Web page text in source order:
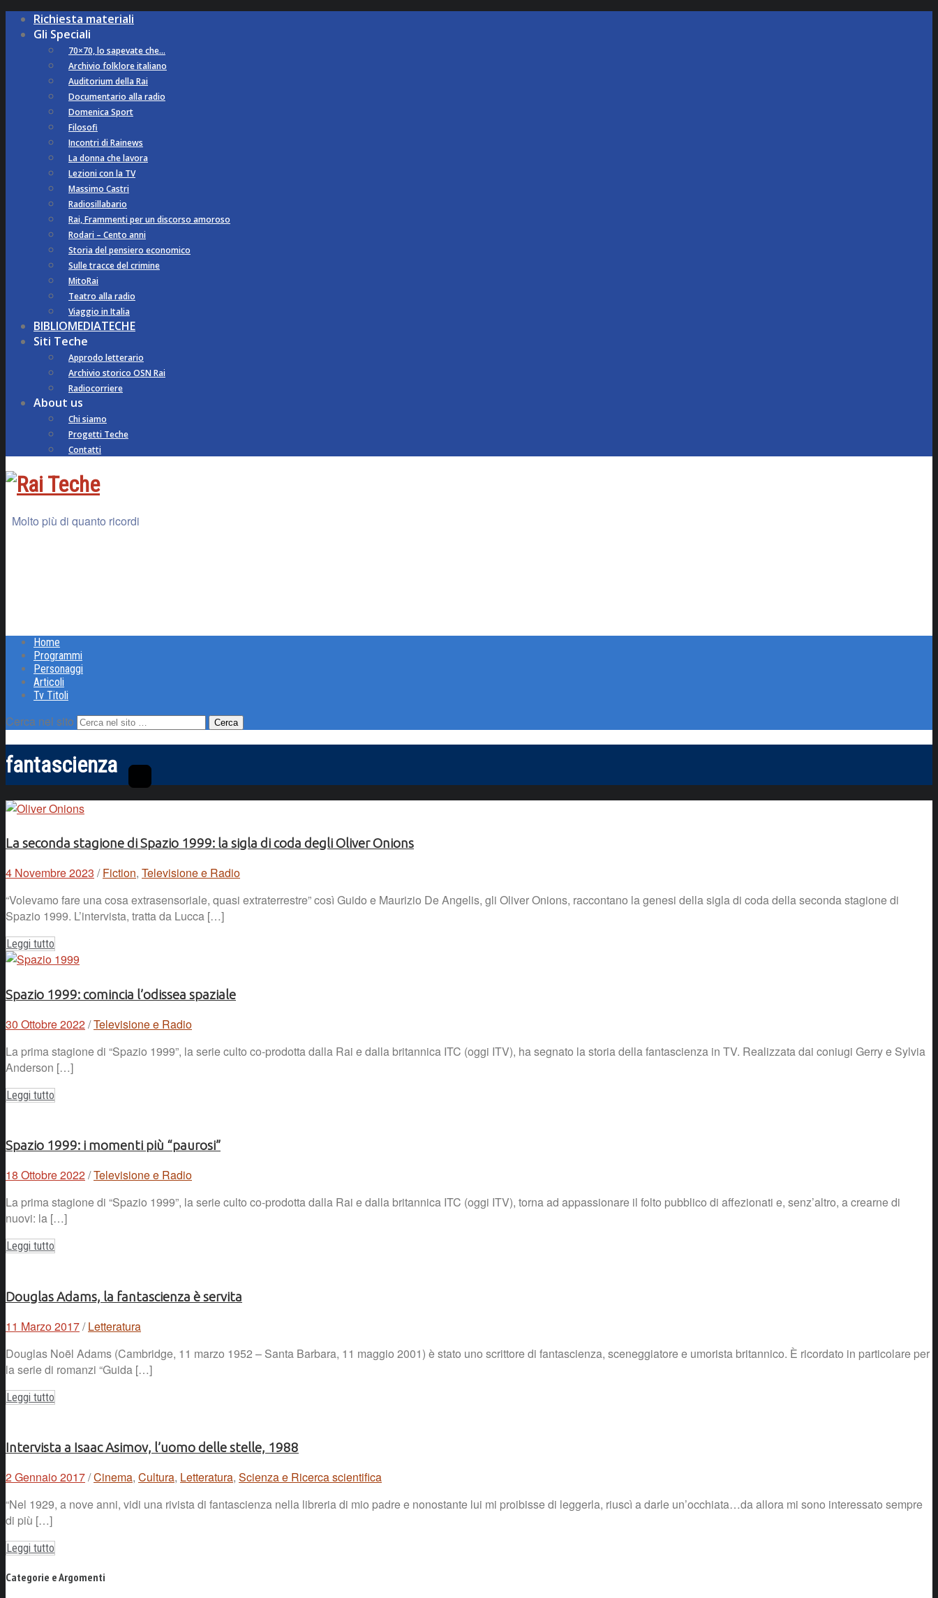
Richiesta materiali
Gli Speciali
70×70, lo sapevate che…
Archivio folklore italiano
Auditorium della Rai
Documentario alla radio
Domenica Sport
Filosofi
Incontri di Rainews
La donna che lavora
Lezioni con la TV
Massimo Castri
Radiosillabario
Rai, Frammenti per un discorso amoroso
Rodari – Cento anni
Storia del pensiero economico
Sulle tracce del crimine
MitoRai
Teatro alla radio
Viaggio in Italia
BIBLIOMEDIATECHE
Siti Teche
Approdo letterario
Archivio storico OSN Rai
Radiocorriere
About us
Chi siamo
Progetti Teche
Contatti
Molto più di quanto ricordi
Home
Programmi
Personaggi
Articoli
Tv Titoli
Cerca nel sito
fantascienza
La seconda stagione di Spazio 1999: la sigla di coda degli Oliver Onions
4 Novembre 2023 / Fiction, Televisione e Radio
“Volevamo fare una cosa extrasensoriale, quasi extraterrestre” così Guido e Maurizio De Angelis, gli Oliver Onions, raccontano la genesi della sigla di coda della seconda stagione di
Spazio 1999. L’intervista, tratta da Lucca […]
Leggi tutto
Spazio 1999: comincia l’odissea spaziale
30 Ottobre 2022/Televisione e Radio
La prima stagione di “Spazio 1999”, la serie culto co-prodotta dalla Rai e dalla britannica ITC (oggi ITV), ha segnato la storia della fantascienza in TV. Realizzata dai coniugi Gerry e Sylvia
Anderson […]
Leggi tutto
Spazio 1999: i momenti più “paurosi”
18 Ottobre 2022/Televisione e Radio
La prima stagione di “Spazio 1999”, la serie culto co-prodotta dalla Rai e dalla britannica ITC (oggi ITV), torna ad appassionare il folto pubblico di affezionati e, senz’altro, a crearne di
nuovi: la […]
Leggi tutto
Douglas Adams, la fantascienza è servita
11 Marzo 2017/ Letteratura
Douglas Noël Adams (Cambridge, 11 marzo 1952 – Santa Barbara, 11 maggio 2001) è stato uno scrittore di fantascienza, sceneggiatore e umorista britannico. È ricordato in particolare per
la serie di romanzi “Guida […]
Leggi tutto
Intervista a Isaac Asimov, l’uomo delle stelle, 1988
2 Gennaio 2017/Cinema, Cultura, Letteratura, Scienza e Ricerca scientifica
“Nel 1929, a nove anni, vidi una rivista di fantascienza nella libreria di mio padre e nonostante lui mi proibisse di leggerla, riuscì a darle un’occhiata…da allora mi sono interessato sempre
di più […]
Leggi tutto
Categorie e Argomenti